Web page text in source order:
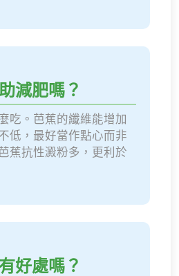
減肥嗎？
吃。芭蕉的纖維能增加
低，最好當作點心而非
蕉抗性澱粉多，更利於
好處嗎？